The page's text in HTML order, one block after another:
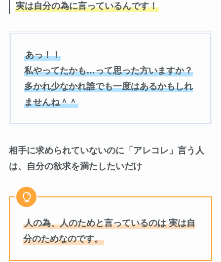
実は自分の為に言っているんです！
あっ！！
私やってたかも…って思った方いますか？
多かれ少なかれ誰でも一度はあるかもしれ
ませんね＾＾
相手に求められていないのに「アレコレ」言う人
は、自分の欲求を満たしたいだけ
人の為、人のためと言っているのは 実は自
分のためなのです。